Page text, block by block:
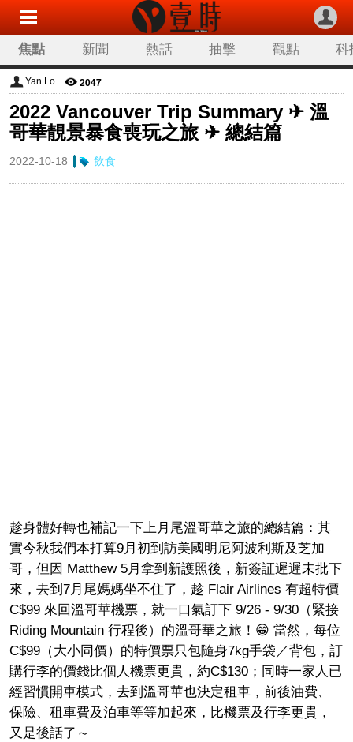
焦點 新聞 熱話 抽擊 觀點 科
Yan Lo 2047
2022 Vancouver Trip Summary ✈ 溫
哥華靚景暴食喪玩之旅 ✈ 總結篇
2022-10-18 飲食
趁身體好轉也補記一下上月尾溫哥華之旅的總結篇：其
實今秋我們本打算9月初到訪美國明尼阿波利斯及芝加
哥，但因 Matthew 5月拿到新護照後，新簽証遲遲未批下
來，去到7月尾媽媽坐不住了，趁 Flair Airlines 有超特價
C$99 來回溫哥華機票，就一口氣訂下 9/26 - 9/30（緊接
Riding Mountain 行程後）的溫哥華之旅！😁 當然，每位
C$99（大小同價）的特價票只包隨身7kg手袋／背包，訂
購行李的價錢比個人機票更貴，約C$130；同時一家人已
經習慣開車模式，去到溫哥華也決定租車，前後油費、
保險、租車費及泊車等等加起來，比機票及行李更貴，
又是後話了～